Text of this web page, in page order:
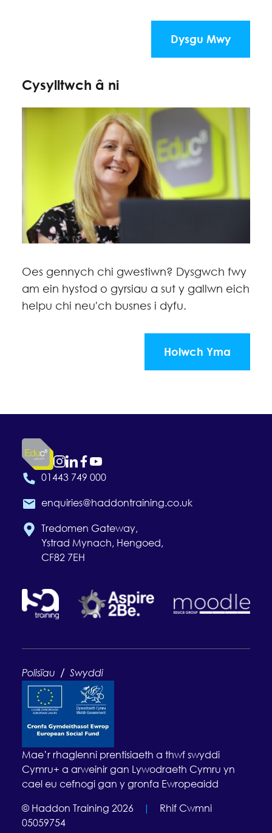
Dysgu Mwy
Cysylltwch â ni
Oes gennych chi gwestiwn? Dysgwch fwy
am ein hystod o gyrsiau a sut y gallwn eich
helpu chi neu'ch busnes i dyfu.
Holwch Yma
01443 749 000
enquiries@haddontraining.co.uk
Tredomen Gateway,
Ystrad Mynach, Hengoed,
CF82 7EH
Mae’r rhaglenni prentisiaeth a thwf swyddi
Cymru+ a arweinir gan Lywodraeth Cymru yn
cael eu cefnogi gan y gronfa Ewropeaidd
© Haddon Training 2026
|
Rhif Cwmni
05059754
Polisïau / Swyddi